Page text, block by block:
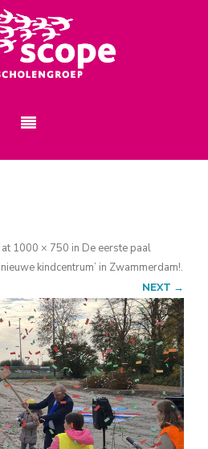
at 1000 × 750 in De eerste paal
kindcentrum’ in Zwammerdam!.
NEXT →